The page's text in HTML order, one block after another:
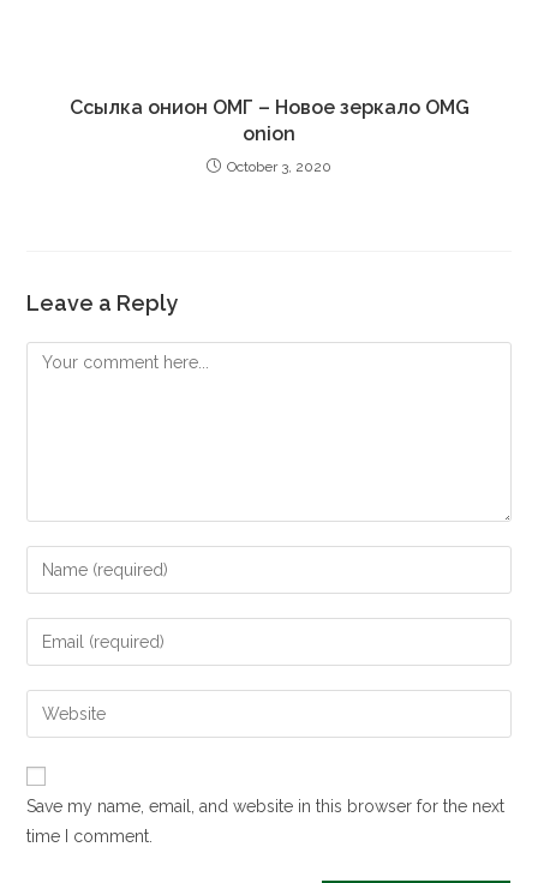
Ссылка онион ОМГ – Новое зеркало OMG
onion
October 3, 2020
Leave a Reply
Save my name, email, and website in this browser for the next
time I comment.